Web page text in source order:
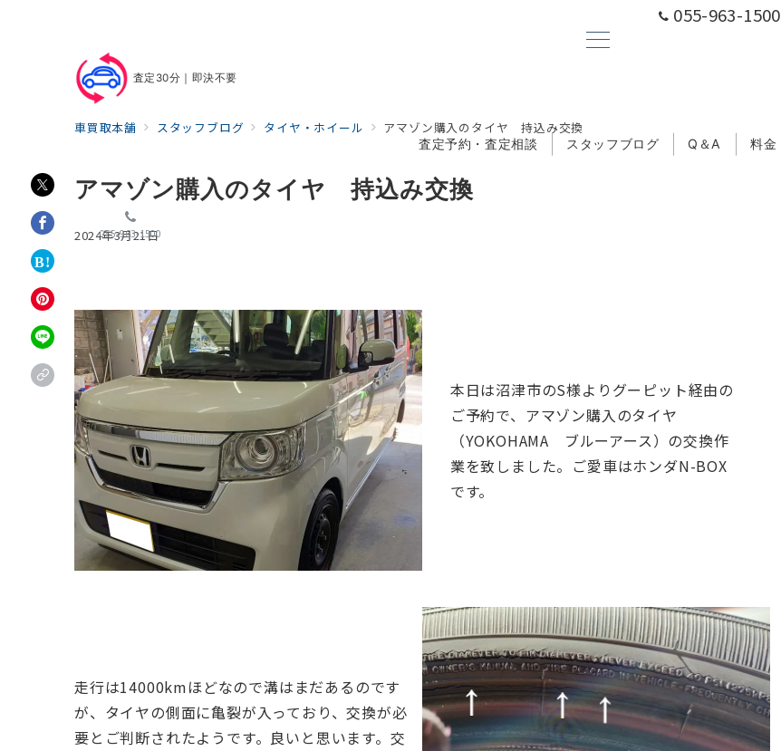
055-963-1500
査定30分｜即決不要
査定予約・査定相談 スタッフブログ Q＆A 料金
055-963-1500
車買取本舗 スタッフブログ タイヤ・ホイール アマゾン購入のタイヤ 持込み交換
アマゾン購入のタイヤ 持込み交換
2024年3月21日
本日は沼津市のS様よりグーピット経由の
ご予約で、アマゾン購入のタイヤ
（YOKOHAMA ブルーアース）の交換作
業を致しました。 ご愛車はホンダN-BOX
です。
走行は14000kmほどなので溝はまだあるのです
が、タイヤの側面に亀裂が入っており、交換が必
要とご判断されたようです。良いと思います。 交
お問合せ電話番号
055-963-1500